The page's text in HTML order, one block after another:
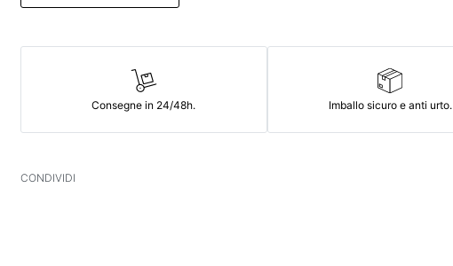
Consegne in 24/48h. Imballo sicuro e anti urto.
CONDIVIDI